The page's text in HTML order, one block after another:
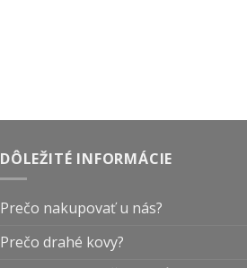
DÔLEŽITÉ INFORMÁCIE
Prečo nakupovať u nás?
Prečo drahé kovy?